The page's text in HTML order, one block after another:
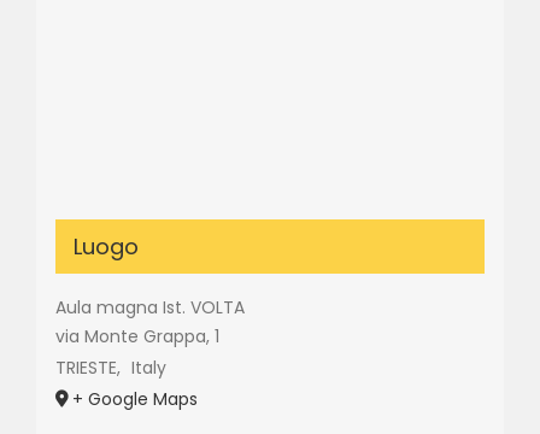
Luogo
Aula magna Ist. VOLTA
via Monte Grappa, 1
TRIESTE, Italy
+ Google Maps